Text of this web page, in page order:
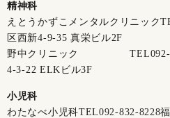
精神科
えとうかずこメンタルクリニック
区西新4-9-35 真栄ビル2F
野中クリニック TEL
4-3-22 ELKビル3F
小児科
わたなべ小児科TEL092-832-8228